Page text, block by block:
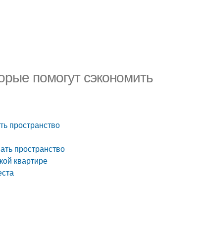
помогут сэкономить
пространство
пространство
квартире